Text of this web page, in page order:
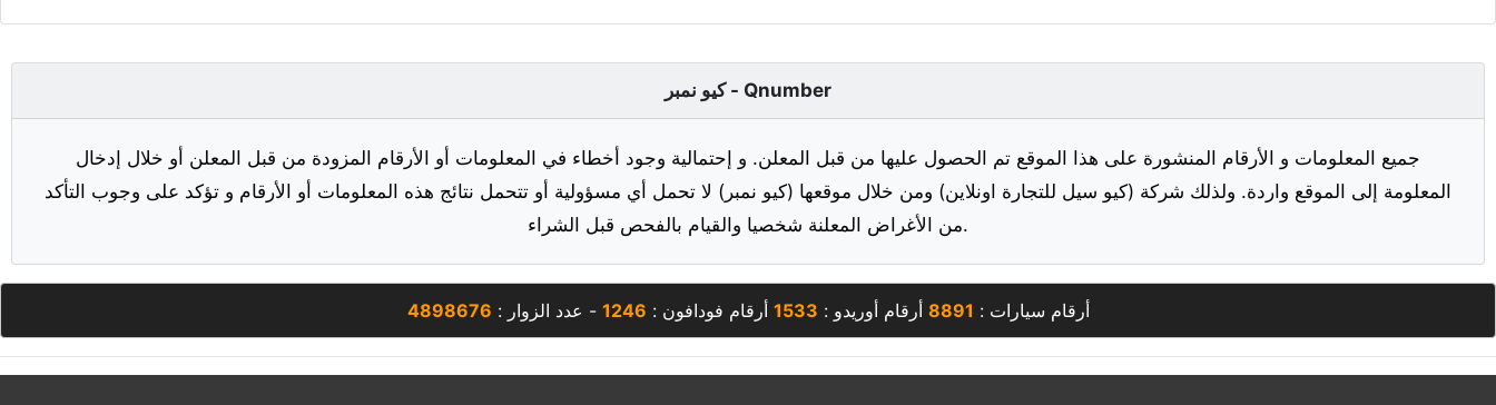
كيو نمبر - Qnumber
جميع المعلومات و الأرقام المنشورة على هذا الموقع تم الحصول عليها من قبل المعلن. و إحتمالية وجود أخطاء في المعلومات أو الأرقام المزودة من قبل المعلن أو خلال إدخال
المعلومة إلى الموقع واردة. ولذلك شركة (كيو سيل للتجارة اونلاين) ومن خلال موقعها (كيو نمبر) لا تحمل أي مسؤولية أو تتحمل نتائج هذه المعلومات أو الأرقام و تؤكد على وجوب التأكد
من الأغراض المعلنة شخصيا والقيام بالفحص قبل الشراء.
أرقام سيارات : 8891 أرقام أوريدو : 1533 أرقام فودافون : 1246 - عدد الزوار : 4898676